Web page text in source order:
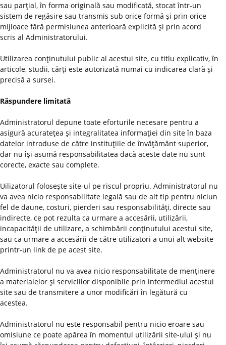
sau parţial, în forma originală sau modificată, stocat într-un
sistem de regăsire sau transmis sub orice formă şi prin orice
mijloace fără permisiunea anterioară explicită şi prin acord
scris al Administratorului.
Utilizarea conţinutului public al acestui site, cu titlu explicativ, în
articole, studii, cărţi este autorizată numai cu indicarea clară şi
precisă a sursei.
Răspundere limitată
Administratorul depune toate eforturile necesare pentru a
asigură acurateţea şi integralitatea informaţiei din site în baza
datelor introduse de către instituţiile de învăţământ superior,
dar nu îşi asumă responsabilitatea dacă aceste date nu sunt
corecte, exacte sau complete.
Uilizatorul foloseşte site-ul pe riscul propriu. Administratorul nu
va avea nicio responsabilitate legală sau de alt tip pentru niciun
fel de daune, costuri, pierderi sau responsabilităţi, directe sau
indirecte, ce pot rezulta ca urmare a accesării, utilizării,
incapacităţii de utilizare, a schimbării conţinutului acestui site,
sau ca urmare a accesării de către utilizatori a unui alt website
printr-un link de pe acest site.
Administratorul nu va avea nicio responsabilitate de menţinere
a materialelor şi serviciilor disponibile prin intermediul acestui
site sau de transmitere a unor modificări în legătură cu
acestea.
Administratorul nu este responsabil pentru nicio eroare sau
omisiune ce poate apărea în momentul utilizării site-ului şi nu